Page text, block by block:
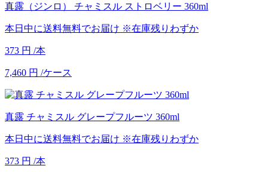
真露（ジンロ） チャミスル ストロベリー 360ml
本日中に送料無料でお届け ※在庫残りわずか
373 円 /本
7,460 円 /ケース
真露 チャミスル グレープフルーツ 360ml
本日中に送料無料でお届け ※在庫残りわずか
373 円 /本